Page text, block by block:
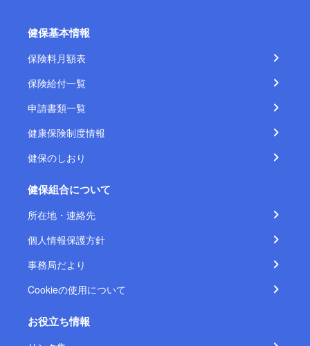
健保基本情報
保険料月額表
保険給付一覧
申請書類一覧
健康保険制度情報
健保のしおり
健保組合について
所在地・連絡先
個人情報保護方針
事務局だより
Cookieの使用について
お役立ち情報